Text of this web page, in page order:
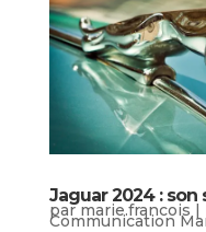
Jaguar 2024 :
parmarie.francois |
Communication